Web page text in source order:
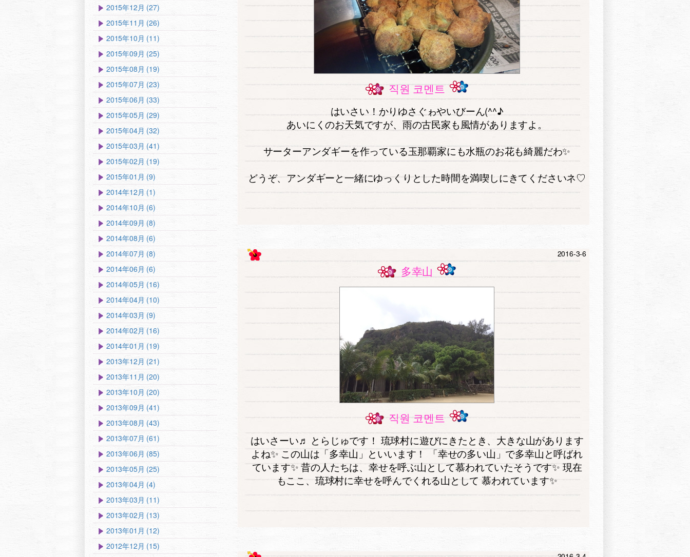
직원 코멘트
はいさい！かりゆさぐゎやいびーん(^^♪
あいにくのお天気ですが、雨の古民家も風情がありますよ。
サーターアンダギーを作っている玉那覇家にも水瓶のお花も綺麗だわ✨
どうぞ、アンダギーと一緒にゆっくりとした時間を満喫しにきてくださいネ♡
2016-3-6
多幸山
직원 코멘트
はいさーい♬ とらじゅです！ 琉球村に遊びにきたとき、大きな山があります
よね✨ この山は「多幸山」といいます！ 「幸せの多い山」で多幸山と呼ばれ
ています✨ 昔の人たちは、幸せを呼ぶ山として慕われていたそうです✨ 現在
もここ、琉球村に幸せを呼んでくれる山として 慕われています✨
2015年12月 (27)
2015年11月 (26)
2015年10月 (11)
2015年09月 (25)
2015年08月 (19)
2015年07月 (23)
2015年06月 (33)
2015年05月 (29)
2015年04月 (32)
2015年03月 (41)
2015年02月 (19)
2015年01月 (9)
2014年12月 (1)
2014年10月 (6)
2014年09月 (8)
2014年08月 (6)
2014年07月 (8)
2014年06月 (6)
2014年05月 (16)
2014年04月 (10)
2014年03月 (9)
2014年02月 (16)
2014年01月 (19)
2013年12月 (21)
2013年11月 (20)
2013年10月 (20)
2013年09月 (41)
2013年08月 (43)
2013年07月 (61)
2013年06月 (85)
2013年05月 (25)
2013年04月 (4)
2013年03月 (11)
2013年02月 (13)
2013年01月 (12)
2012年12月 (15)